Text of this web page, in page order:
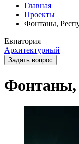
Главная
Проекты
Фонтаны,
Евпатория
Архитектурный
Задать вопрос
Фонтаны,